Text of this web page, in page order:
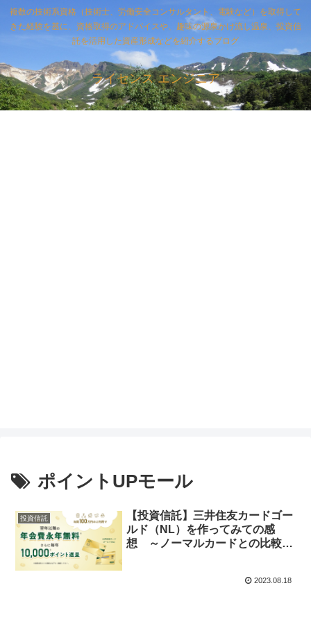
複数の技術系資格（技術士、労働安全コンサルタント、電験など）を取得して
きた経験を基に、資格取得のアドバイスや、趣味の源泉かけ流し温泉、投資信
託を活用した資産形成などを紹介するブログ
ライセンス エンジニア
ポイントUPモール
投資信託
【投資信託】三井住友カードゴー
ルド（NL）を作ってみての感
想 ～ノーマルカードとの比較メ
2023.08.18